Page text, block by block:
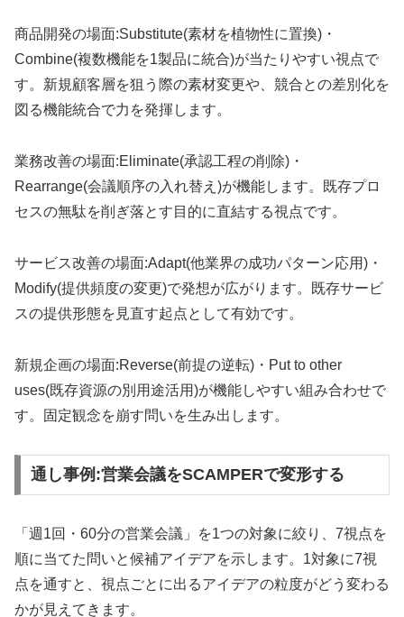
商品開発の場面:Substitute(素材を植物性に置換)・
Combine(複数機能を1製品に統合)が当たりやすい視点で
す。新規顧客層を狙う際の素材変更や、競合との差別化を
図る機能統合で力を発揮します。
業務改善の場面:Eliminate(承認工程の削除)・
Rearrange(会議順序の入れ替え)が機能します。既存プロ
セスの無駄を削ぎ落とす目的に直結する視点です。
サービス改善の場面:Adapt(他業界の成功パターン応用)・
Modify(提供頻度の変更)で発想が広がります。既存サービ
スの提供形態を見直す起点として有効です。
新規企画の場面:Reverse(前提の逆転)・Put to other
uses(既存資源の別用途活用)が機能しやすい組み合わせで
す。固定観念を崩す問いを生み出します。
通し事例:営業会議をSCAMPERで変形する
「週1回・60分の営業会議」を1つの対象に絞り、7視点を
順に当てた問いと候補アイデアを示します。1対象に7視
点を通すと、視点ごとに出るアイデアの粒度がどう変わる
かが見えてきます。